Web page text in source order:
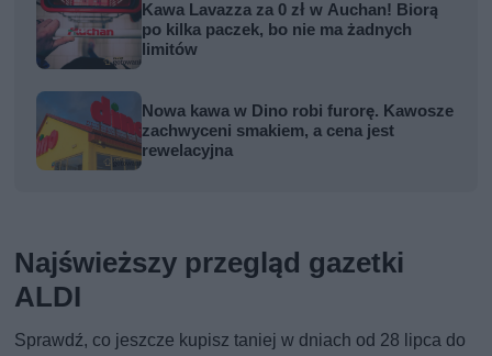
Kawa Lavazza za 0 zł w Auchan! Biorą
po kilka paczek, bo nie ma żadnych
limitów
Nowa kawa w Dino robi furorę. Kawosze
zachwyceni smakiem, a cena jest
rewelacyjna
Najświeższy przegląd gazetki
ALDI
Sprawdź, co jeszcze kupisz taniej w dniach od 28 lipca do